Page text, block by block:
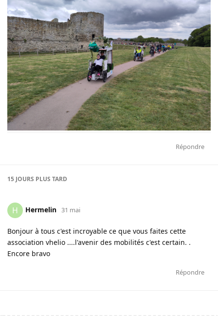
Répondre
15 JOURS PLUS TARD
H Hermelin 31 mai
Bonjour à tous c'est incroyable ce que vous faites cette
association vhelio ....l'avenir des mobilités c'est certain. .
Encore bravo
Répondre